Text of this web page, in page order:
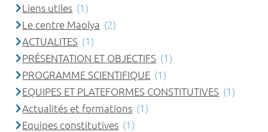
Liens utiles (1)
Le centre Maolya (2)
ACTUALITES (1)
PRÉSENTATION ET OBJECTIFS (1)
PROGRAMME SCIENTIFIQUE (1)
EQUIPES ET PLATEFORMES CONSTITUTIVES (1)
Actualités et formations (1)
Equipes constitutives (1)